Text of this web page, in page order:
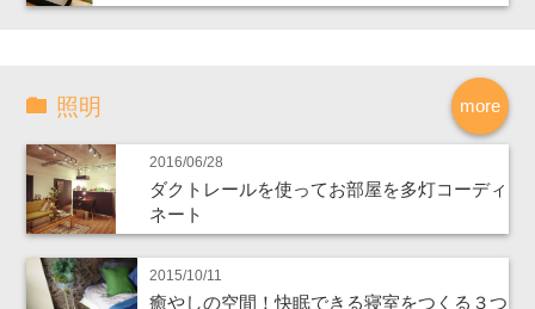
more
照明
2016/06/28
ダクトレールを使ってお部屋を多灯コーディ
ネート
2015/10/11
癒やしの空間！快眠できる寝室をつくる３つ